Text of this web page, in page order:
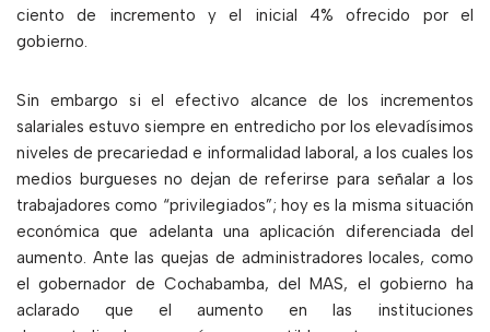
ciento de incremento y el inicial 4% ofrecido por el
gobierno.
Sin embargo si el efectivo alcance de los incrementos
salariales estuvo siempre en entredicho por los elevadísimos
niveles de precariedad e informalidad laboral, a los cuales los
medios burgueses no dejan de referirse para señalar a los
trabajadores como “privilegiados”; hoy es la misma situación
económica que adelanta una aplicación diferenciada del
aumento. Ante las quejas de administradores locales, como
el gobernador de Cochabamba, del MAS, el gobierno ha
aclarado que el aumento en las instituciones